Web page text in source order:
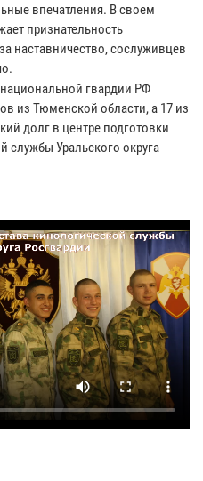
впечатления. В своем
признательность
наставничество, сослуживцев
гвардии РФ
из Тюменской области, а 17 из
долг в центре подготовки
службы Уральского округа